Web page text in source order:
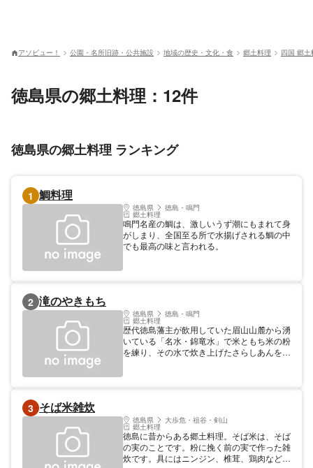
アソビュー！ 公園・名所旧跡・公共施設 地域の歴史・文化・食 郷土料理 四国 郷土
徳島県の郷土料理：12件
徳島県の郷土料理 ランキング
1 鯛料理
徳島県 徳島・鳴門
郷土料理
鳴門名産の鯛は、激しいうず潮にもまれて身
がしまり、全国至る所で水揚げされる鯛の中
でも最高の味と言われる。
2 滝のやきもち
徳島県 徳島・鳴門
郷土料理
歴代徳島藩主が飲用していた眉山山麓から湧
いている「名水・錦竜水」で米ともち米の粉
を練り、その水で炊き上げたさらしあんを入
3 そば米雑炊
徳島県 大歩危・祖谷・剣山
郷土料理
徳島に昔からある郷土料理。そば米は、そば
の実のことです。粉に挽く前の実で作った雑
炊です。具にはニンジン、椎茸、鶏肉などが